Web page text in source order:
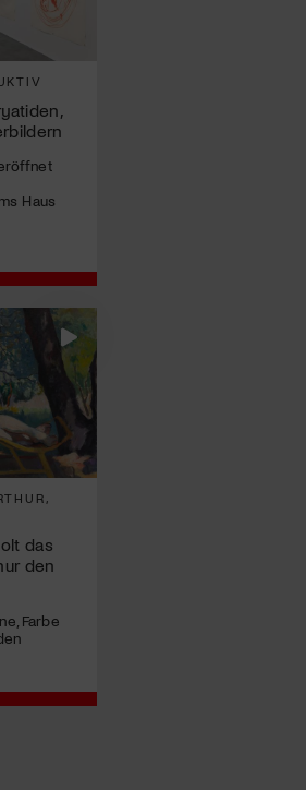
Haus
das
den
Farbe